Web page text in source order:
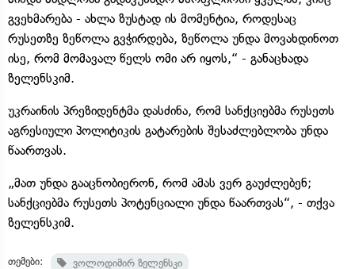
გვეხმარება - ახლა ზუსტად ის მომენტია, როდესაც
რუსეთზე ზეწოლა გვჭირდება, ზეწოლა უნდა მოვახდინოთ
ისე, რომ მომავალ წელს ომი არ იყოს,“ - განაცხადა
ზელენსკიმ.
უკრაინის პრეზიდენტმა დასძინა, რომ სანქციებმა რუსეთს
აგრესიული პოლიტიკის გატარების შესაძლებლობა უნდა
წაართვას.
„მათ უნდა გააცნობიერონ, რომ ამას ვერ გაუძლებენ;
სანქციებმა რუსეთს პოტენციალი უნდა წაართვას“, - თქვა
ზელენსკიმ.
თემები: ვოლოდიმირ ზელენსკი